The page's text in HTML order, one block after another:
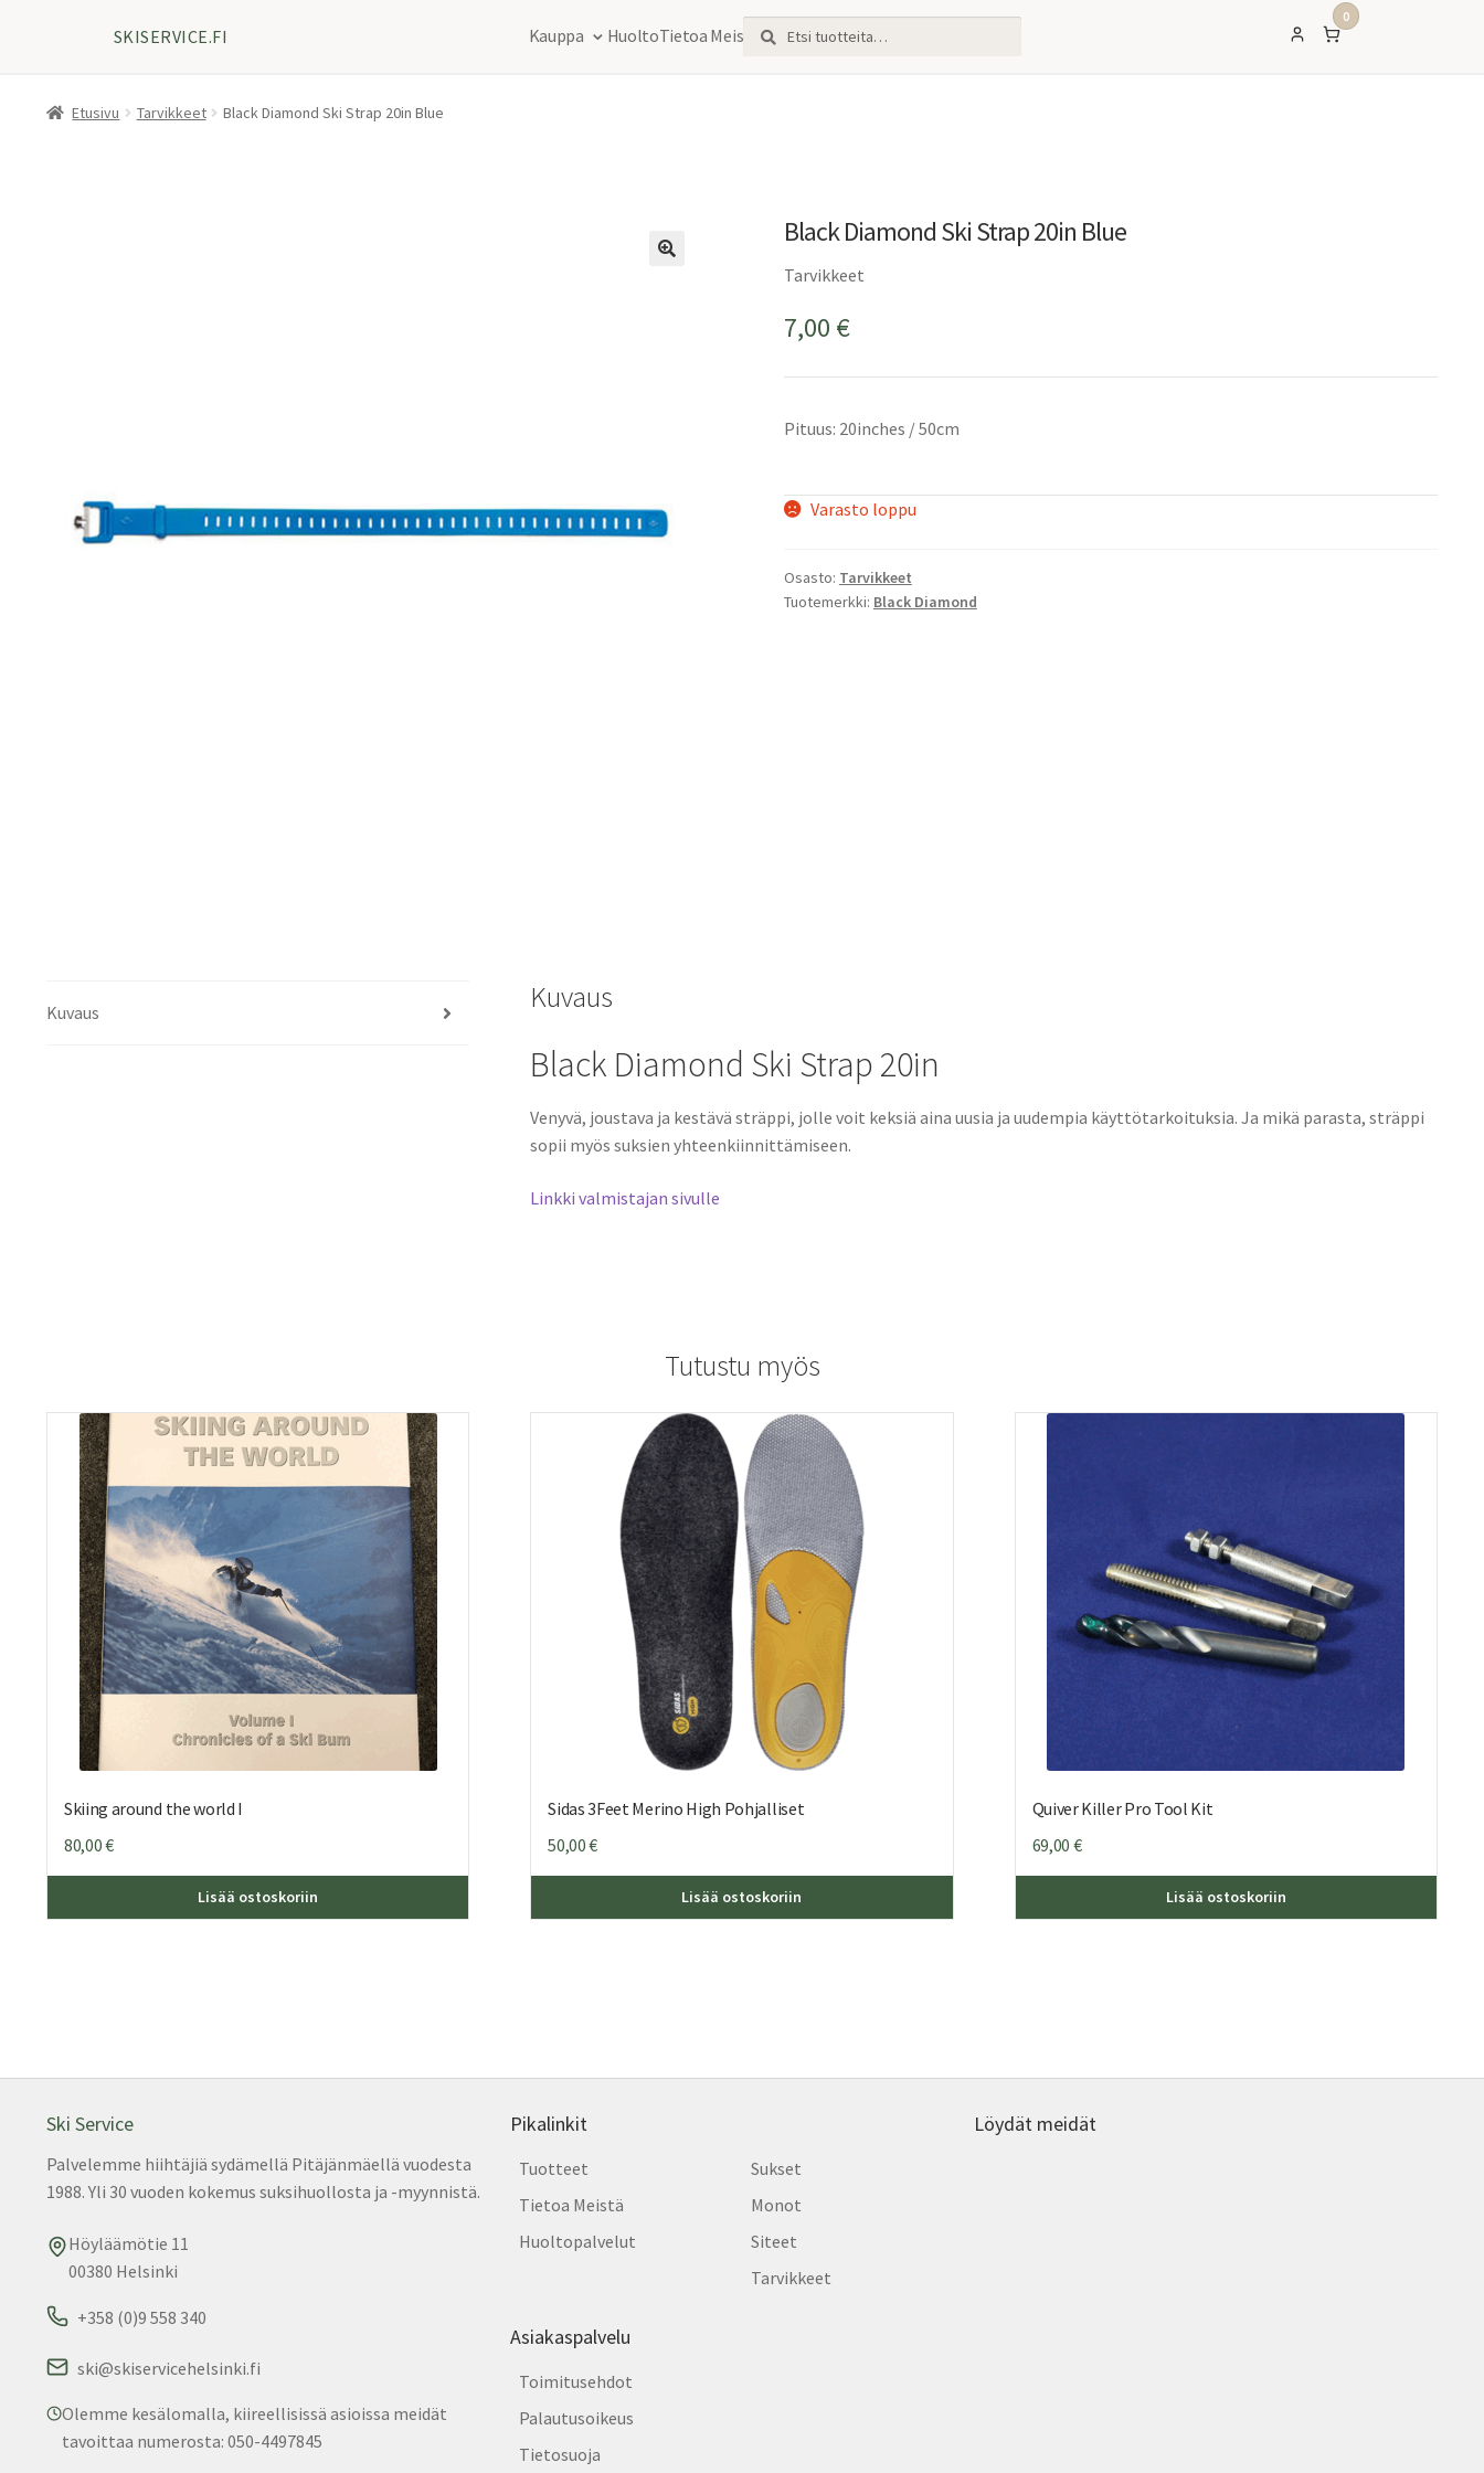
SKISERVICE.FI Kauppa HuoltoTietoa MeistäEtsi:
Haku
0
Etusivu Tarvikkeet Black Diamond Ski Strap 20in Blue
Black Diamond Ski Strap 20in Blue
Tarvikkeet
7,00 €
Pituus: 20inches / 50cm
Varasto loppu
Osasto: Tarvikkeet
Tuotemerkki: Black Diamond
Kuvaus Kuvaus
Black Diamond Ski Strap 20in
Venyvä, joustava ja kestävä sträppi, jolle voit keksiä aina uusia ja uudempia käyttötarkoituksia. Ja mikä parasta, sträppi
sopii myös suksien yhteenkiinnittämiseen.
Linkki valmistajan sivulle
Tutustu myös
Skiing around the world I
80,00€
Lisää ostoskoriin
Sidas 3Feet Merino High Pohjalliset
50,00€
Lisää ostoskoriin
tuotteen
Quiver Killer Pro Tool Kit
69,00 €
Lisää ostoskoriin
Ski Service
Palvelemme hiihtäjiä sydämellä Pitäjänmäellä vuodesta
1988. Yli 30 vuoden kokemus suksihuollosta ja -myynnistä.
Höyläämötie 11
00380 Helsinki
+358 (0)9 558 340
ski@skiservicehelsinki.fi
Olemme kesälomalla, kiireellisissä asioissa meidät
tavoittaa numerosta: 050-4497845
Pikalinkit
Tuotteet
Tietoa Meistä
Huoltopalvelut
Sukset
Monot
Siteet
Tarvikkeet
Asiakaspalvelu
Toimitusehdot
Palautusoikeus
Tietosuoja
Löydät meidät